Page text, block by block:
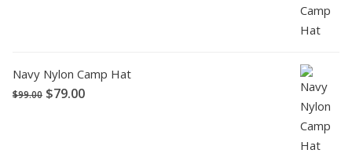
Navy Nylon Camp Hat
$99.00 $79.00